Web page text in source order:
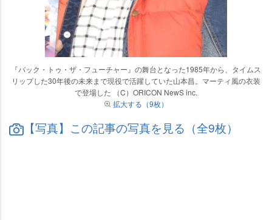
『バック・トゥ・ザ・フューチャー』の舞台となった1985年から、タイムス
リップした30年後の未来まで現役で活躍していた山本昌。マーティ風の衣装
で登場した （C）ORICON NewS inc.
拡大する（9枚）
【写真】この記事の写真を見る（全9枚）